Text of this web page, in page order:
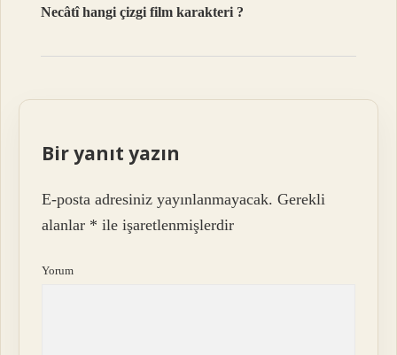
Necâtî hangi çizgi film karakteri ?
Bir yanıt yazın
E-posta adresiniz yayınlanmayacak. Gerekli
alanlar * ile işaretlenmişlerdir
Yorum